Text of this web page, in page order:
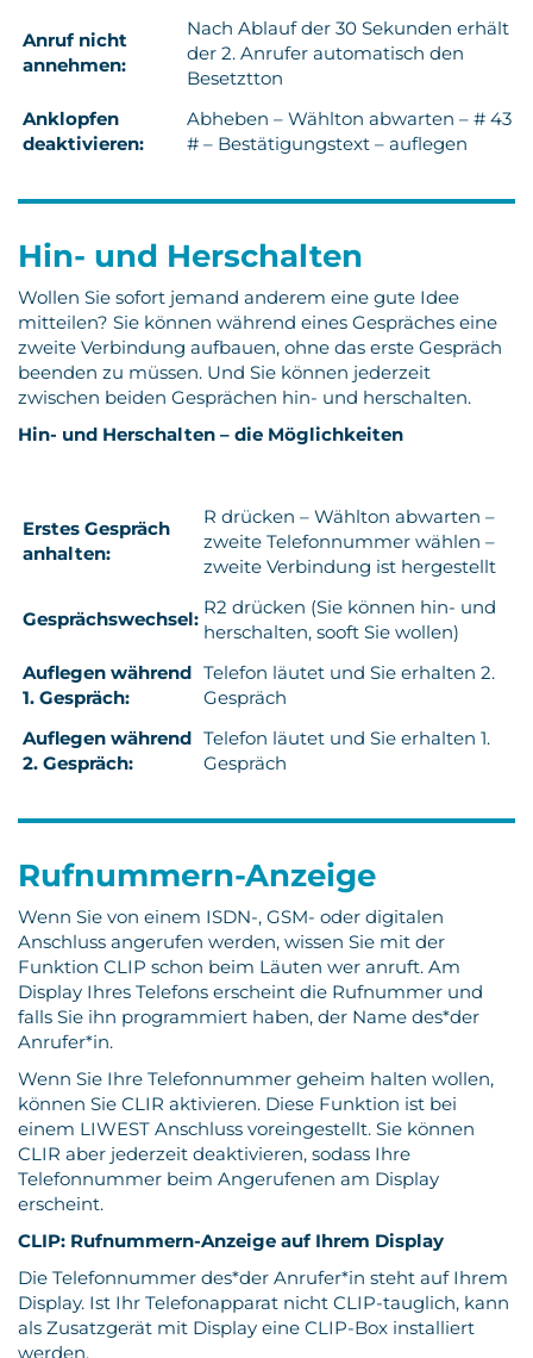
Anruf nicht
annehmen:
Nach Ablauf der 30 Sekunden erhält
der 2. Anrufer automatisch den
Besetztton
Anklopfen
deaktivieren:
Abheben – Wählton abwarten – # 43
# – Bestätigungstext – auflegen
Hin- und Herschalten
Wollen Sie sofort jemand anderem eine gute Idee
mitteilen? Sie können während eines Gespräches eine
zweite Verbindung aufbauen, ohne das erste Gespräch
beenden zu müssen. Und Sie können jederzeit
zwischen beiden Gesprächen hin- und herschalten.
Hin- und Herschalten – die Möglichkeiten
Erstes Gespräch
anhalten:
R drücken – Wählton abwarten –
zweite Telefonnummer wählen –
zweite Verbindung ist hergestellt
Gesprächswechsel:
R2 drücken (Sie können hin- und
herschalten, sooft Sie wollen)
Auflegen während
1. Gespräch:
Telefon läutet und Sie erhalten 2.
Gespräch
Auflegen während
2. Gespräch:
Telefon läutet und Sie erhalten 1.
Gespräch
Rufnummern-Anzeige
Wenn Sie von einem ISDN-, GSM- oder digitalen
Anschluss angerufen werden, wissen Sie mit der
Funktion CLIP schon beim Läuten wer anruft. Am
Display Ihres Telefons erscheint die Rufnummer und
falls Sie ihn programmiert haben, der Name des*der
Anrufer*in.
Wenn Sie Ihre Telefonnummer geheim halten wollen,
können Sie CLIR aktivieren. Diese Funktion ist bei
einem LIWEST Anschluss voreingestellt. Sie können
CLIR aber jederzeit deaktivieren, sodass Ihre
Telefonnummer beim Angerufenen am Display
erscheint.
CLIP: Rufnummern-Anzeige auf Ihrem Display
Die Telefonnummer des*der Anrufer*in steht auf Ihrem
Display. Ist Ihr Telefonapparat nicht CLIP-tauglich, kann
als Zusatzgerät mit Display eine CLIP-Box installiert
werden.